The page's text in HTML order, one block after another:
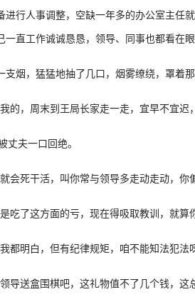
人事调整，空缺一年多的办公室主任就
一直工作诚诚恳恳，领导、同事也都看
烟，猛猛地抽了几口，烟雾缭绕，罩着
，周末到王局长家走一走，宜早不宜迟
夫一口回绝。
死干活，叫你常与领导多走动走动，你
了这方面的亏，现在得吸取教训，就算
明白，但有纪律规矩，咱不能知法犯法
送盒围棋吧，这礼物值不了几个钱，这